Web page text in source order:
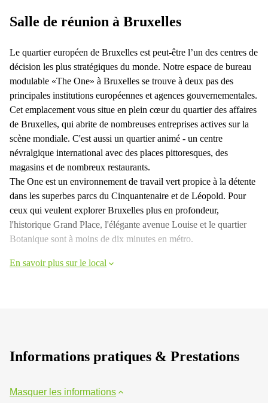
Salle de réunion à Bruxelles
Le quartier européen de Bruxelles est peut-être l’un des centres de
décision les plus stratégiques du monde. Notre espace de bureau
modulable «The One» à Bruxelles se trouve à deux pas des
principales institutions européennes et agences gouvernementales.
Cet emplacement vous situe en plein cœur du quartier des affaires
de Bruxelles, qui abrite de nombreuses entreprises actives sur la
scène mondiale. C'est aussi un quartier animé - un centre
névralgique international avec des places pittoresques, des
magasins et de nombreux restaurants.
The One est un environnement de travail vert propice à la détente
dans les superbes parcs du Cinquantenaire et de Léopold. Pour
ceux qui veulent explorer Bruxelles plus en profondeur,
l'historique Grand Place, l'élégante avenue Louise et le quartier
Botanique sont à moins de dix minutes en métro.
En savoir plus sur le local
Informations pratiques & Prestations
Masquer les informations